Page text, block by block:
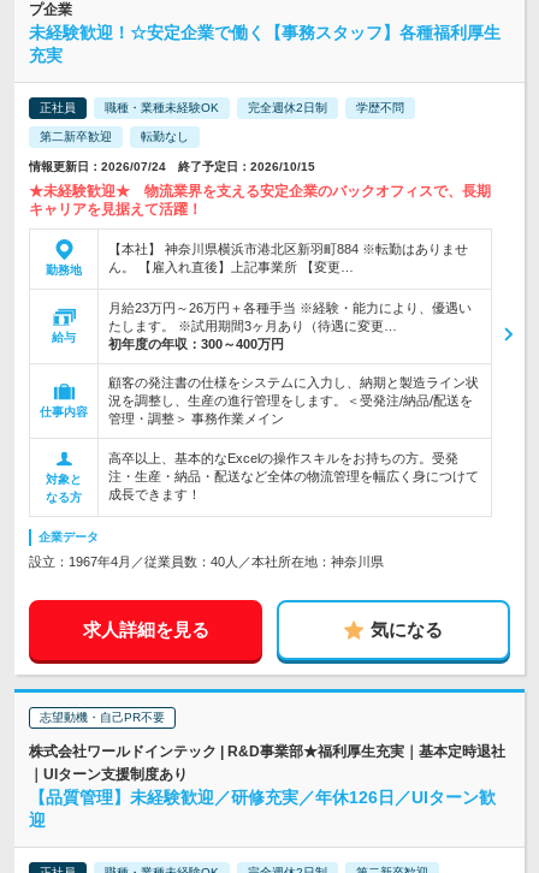
プ企業
未経験歓迎！☆安定企業で働く【事務スタッフ】各種福利厚生
充実
正社員 職種・業種未経験OK 完全週休2日制 学歴不問
第二新卒歓迎 転勤なし
情報更新日：2026/07/24 終了予定日：2026/10/15
★未経験歓迎★ 物流業界を支える安定企業のバックオフィスで、長期
キャリアを見据えて活躍！
勤務地
【本社】 神奈川県横浜市港北区新羽町884 ※転勤はありませ
ん。 【雇入れ直後】上記事業所 【変更…
給与
月給23万円～26万円＋各種手当 ※経験・能力により、優遇い
たします。 ※試用期間3ヶ月あり（待遇に変更…
初年度の年収： 300～400万円
仕事内容
顧客の発注書の仕様をシステムに入力し、納期と製造ライン状
況を調整し、生産の進行管理をします。＜受発注/納品/配送を
管理・調整＞ 事務作業メイン
対象と
なる方
高卒以上、基本的なExcelの操作スキルをお持ちの方。受発
注・生産・納品・配送など全体の物流管理を幅広く身につけて
成長できます！
企業データ
設立：1967年4月／従業員数：40人／本社所在地：神奈川県
求人詳細を見る 気になる
志望動機・自己PR不要
株式会社ワールドインテック | R&D事業部★福利厚生充実｜基本定時退社
｜UIターン支援制度あり
【品質管理】未経験歓迎／研修充実／年休126日／UIターン歓
迎